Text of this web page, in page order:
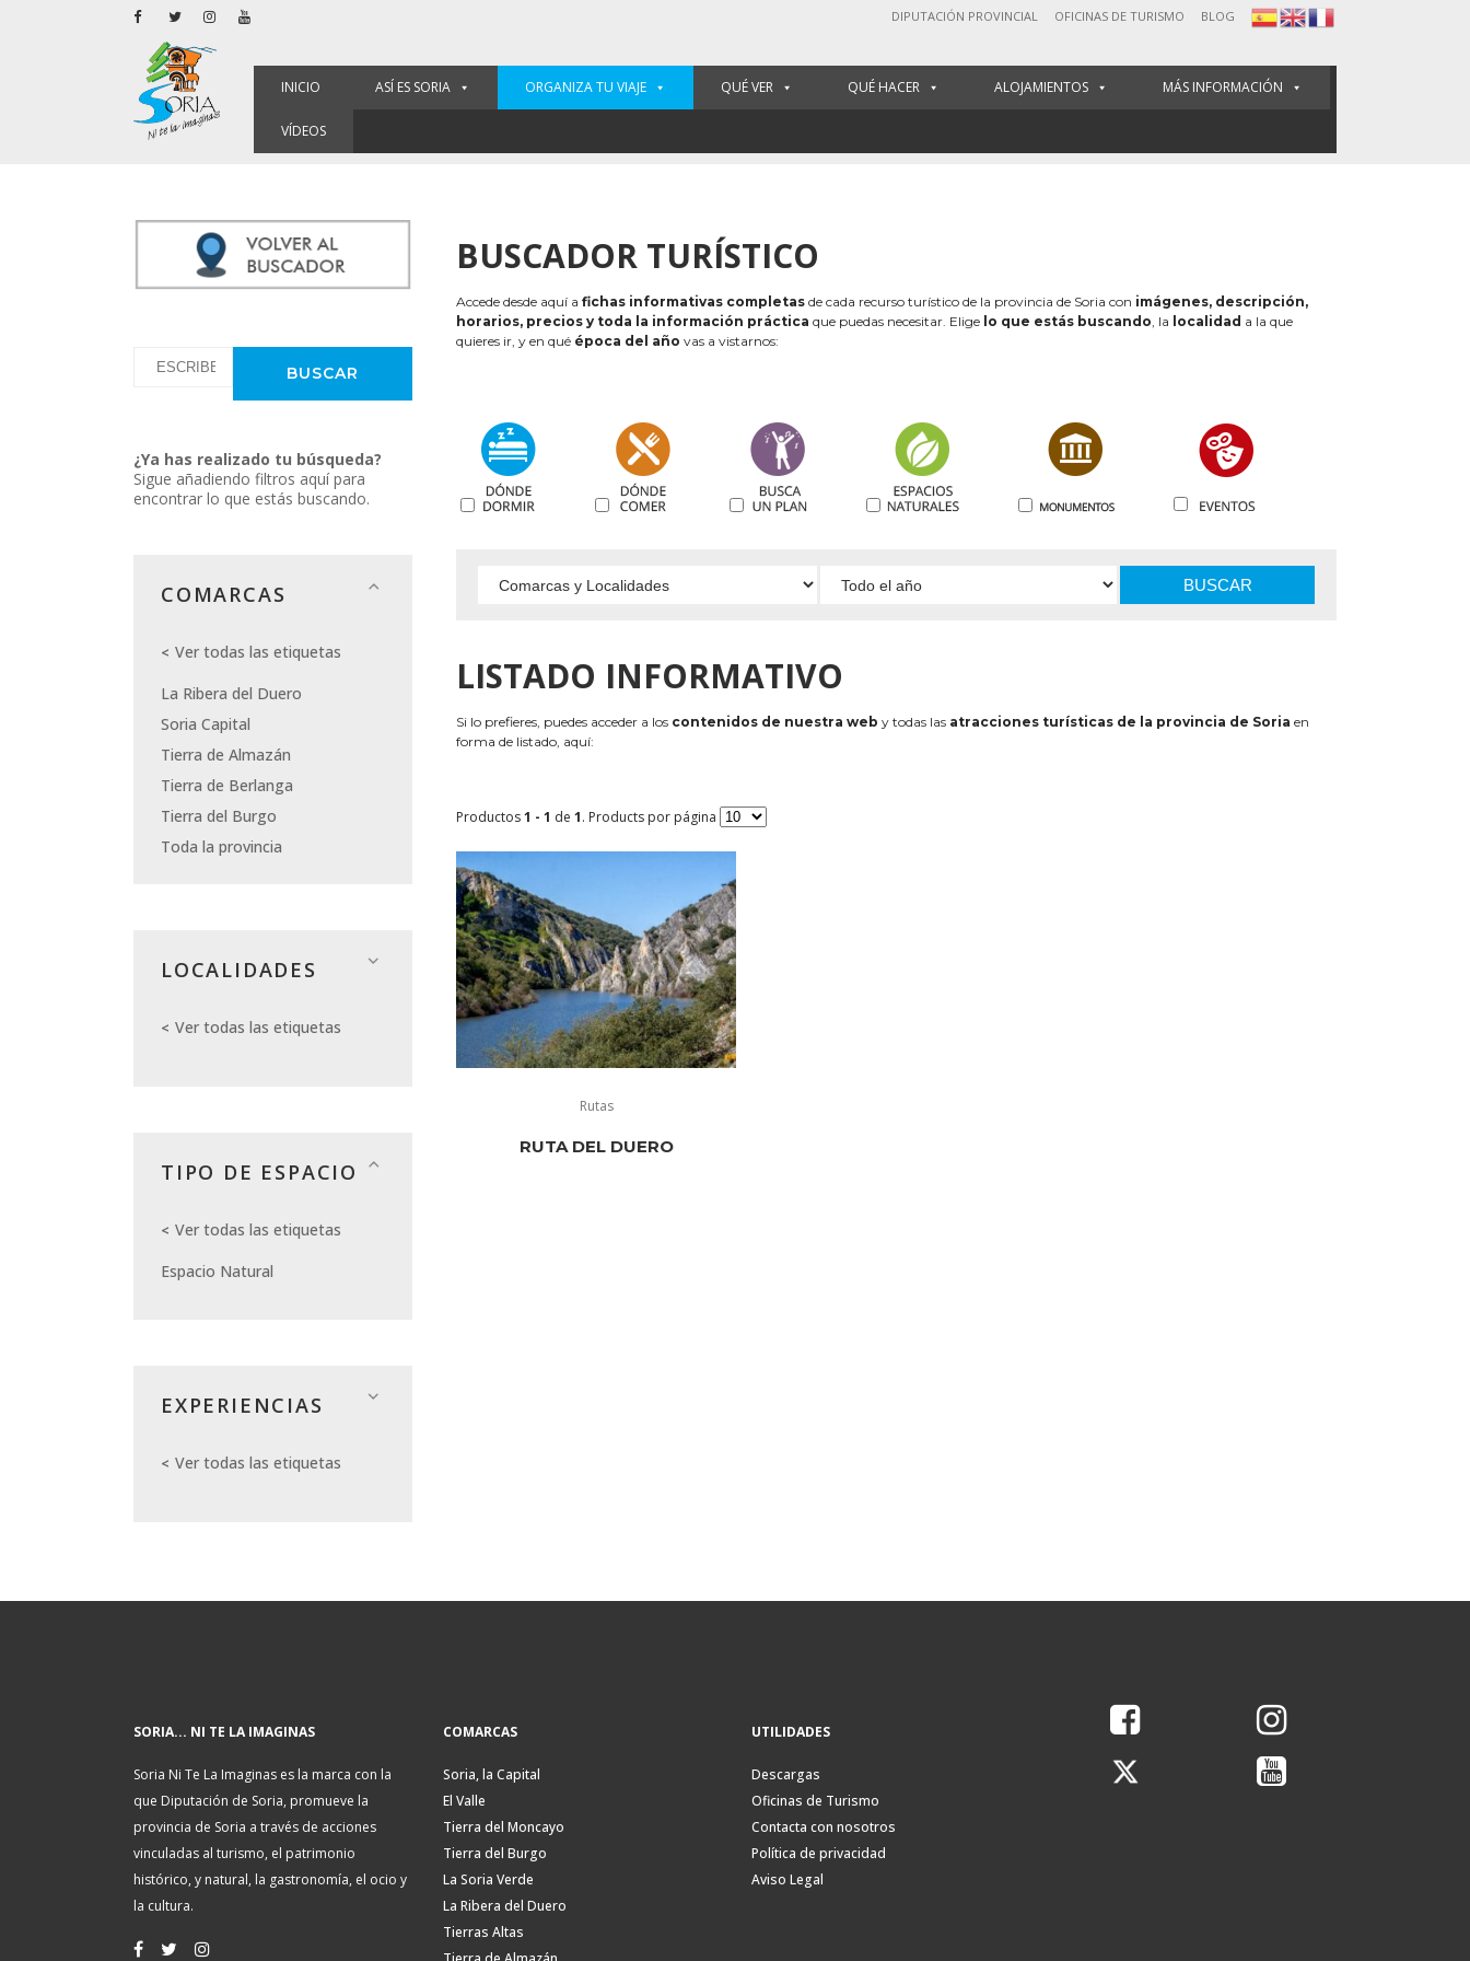
DIPUTACIÓN PROVINCIAL OFICINAS DE TURISMO BLOG
INICIO ASÍ ES SORIA ORGANIZA TU VIAJE QUÉ VER QUÉ HACER ALOJAMIENTOS MÁS INFORMACIÓN
VÍDEOS
¿Ya has realizado tu búsqueda?
Sigue añadiendo filtros aquí para
encontrar lo que estás buscando.
COMARCAS
Ver todas las etiquetas
La Ribera del Duero
Soria Capital
Tierra de Almazán
Tierra de Berlanga
Tierra del Burgo
Toda la provincia
LOCALIDADES
Ver todas las etiquetas
TIPO DE ESPACIO
Ver todas las etiquetas
Espacio Natural
EXPERIENCIAS
Ver todas las etiquetas
BUSCADOR TURÍSTICO
Accede desde aquí a fichas informativas completas de cada recurso turístico de la provincia de Soria con imágenes, descripción,
horarios, precios y toda la información práctica que puedas necesitar. Elige lo que estás buscando, la localidad a la que
quieres ir, y en qué época del año vas a vistarnos:
BUSCAR
LISTADO INFORMATIVO
Si lo prefieres, puedes acceder a los contenidos de nuestra web y todas las atracciones turísticas de la provincia de Soria en
forma de listado, aquí:
Productos1 - 1 de 1. Products por página
Rutas
RUTA DEL DUERO
SORIA... NI TE LA IMAGINAS
Soria Ni Te La Imaginas es la marca con la
que Diputación de Soria, promueve la
provincia de Soria a través de acciones
vinculadas al turismo, el patrimonio
histórico, y natural, la gastronomía, el ocio y
la cultura.
COMARCAS
Soria, la Capital
El Valle
Tierra del Moncayo
Tierra del Burgo
La Soria Verde
La Ribera del Duero
Tierras Altas
UTILIDADES
Descargas
Oficinas de Turismo
Contacta con nosotros
Política de privacidad
Aviso Legal